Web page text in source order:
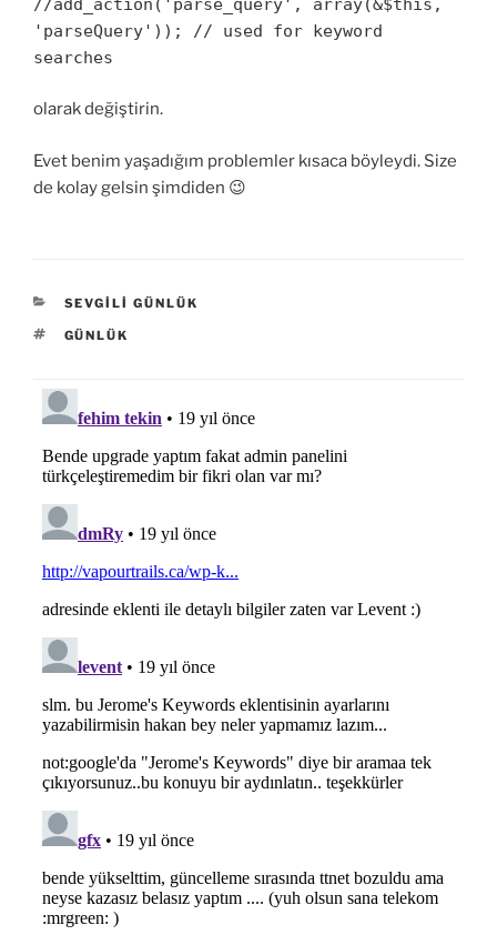
//add_action('parse_query', array(&$this,
'parseQuery')); // used for keyword
searches
olarak değiştirin.
Evet benim yaşadığım problemler kısaca böyleydi. Size
de kolay gelsin şimdiden 😉
KATEGORILER
SEVGILI GÜNLÜK
ETIKETLER
GÜNLÜK